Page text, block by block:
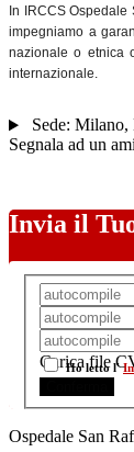
In IRCCS
impegniamo a
nazionale o etnica
internazionale.
Sede: Milano,
Segnala ad un
Invia il
Carica file
Ho letto l'
Ospedale San